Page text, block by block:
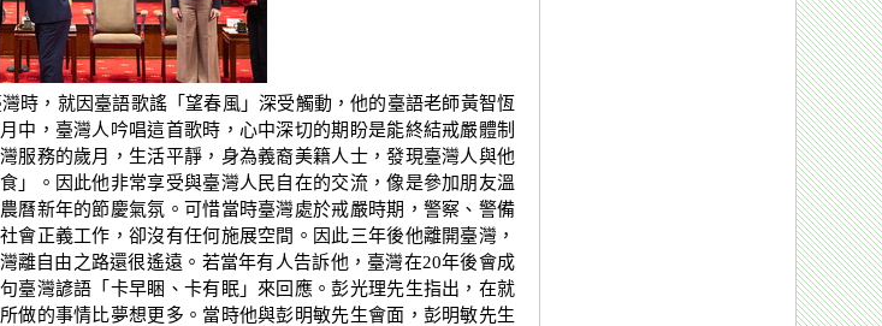
時，就因臺語歌謠「望春風」深受觸動，他的臺語老師黃智恆
中，臺灣人吟唱這首歌時，心中深切的期盼是能終結戒嚴體制
服務的歲月，生活平靜，身為義裔美籍人士，發現臺灣人與他
」。因此他非常享受與臺灣人民自在的交流，像是參加朋友溫
曆新年的節慶氣氛。可惜當時臺灣處於戒嚴時期，警察、警備
會正義工作，卻沒有任何施展空間。因此三年後他離開臺灣，
離自由之路還很遙遠。若當年有人告訴他，臺灣在20年後會成
臺灣諺語「卡早睏、卡有眠」來回應。彭光理先生指出，在就
做的事情比夢想更多。當時他與彭明敏先生會面，彭明敏先生